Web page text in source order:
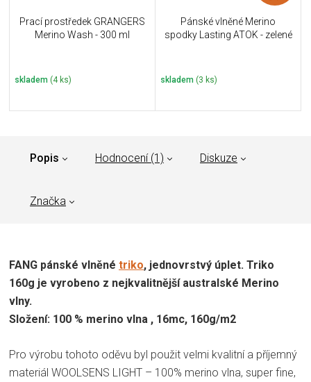
Prací prostředek GRANGERS
Merino Wash - 300 ml
skladem (4 ks)
Pánské vlněné Merino
spodky Lasting ATOK - zelené
skladem (3 ks)
Popis Hodnocení (1) Diskuze
Značka
FANG pánské vlněné triko, jednovrstvý úplet. Triko
160g je vyrobeno z nejkvalitnější australské Merino
vlny.
Složení: 100 % merino vlna , 16mc, 160g/m2
Pro výrobu tohoto oděvu byl použit velmi kvalitní a příjemný
materiál WOOLSENS LIGHT – 100% merino vlna, super fine,